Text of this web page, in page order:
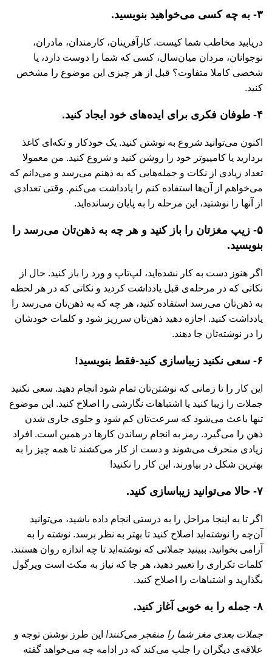
۳- به چه کسی می‌خواهید بنویسید.
دریابید مخاطب شما کیست. کارآفرینان، کارمندان، مادران،
نوجوانان، مردان میان‌سال، کسی که شما را دوست دارد، یا
شخصی کاملا متفاوت؟ قبل از هر چیزی این موضوع را مشخص
کنید.
۴- طوفان فکری برای ایده‌های خود ایجاد کنید.
اکنون می‌توانید شروع به نوشتن کنید. یک خودکار و تکه‌ای کاغذ
بردارید یا کامپیوتر خود را روشن کنید و شروع کنید. من معمولا
تعداد زیادی از نکات و جمله‌هایی که به ذهنم می‌رسد و می‌دانم که
می‌خواهم از آن‌ها استفاده کنم را یادداشت می‌کنم. وقتی تعدادی
از آنها را نوشتید، این مرحله را به پایان رسانده‌اید.
۵- زیپ مغزتان را باز کنید و هر چه به ذهن‌تان می‌رسد را
بنویسید.
اگر هنوز دست به کار نشده‌اید، لپ‌تاپ و ورد را باز کنید. حال از
نکاتی که در مرحله‌ی قبل یادداشت کردید و نکاتی که در هر لحظه
به ذهن‌تان می‌رسد استفاده کنید، هر چه که به ذهن‌تان می‌رسد را
یادداشت کنید. اجازه دهید ذهن‌تان سر‌ریز شود و کلمات خودشان
را در نوشته‌تان جا دهند.
۶- سعی نکنید زیبا‌سازی کنید-فقط بنویسید!
این کار را تا زمانی که نوشتن‌تان تمام شود انجام دهید. سعی نکنید
جملات را زیبا کنید یا اشتباهات نگارشی را اصلاح کنید. این موضوع
تنها باعث می‌شود که سرعت‌تان کم شود و جلوی جاری شدن
ذهن را می‌گیرد. رمز به انجام رساندن کارها در همین است. افراد
زیادی منحرف می‌شوند و دست از کار می‌کشند تا همه چیز را به
بهترین شکل در بیاورند. این کار را نکنید!
۷- حالا می‌توانید زیباسازی کنید.
اگر تا به اینجا مراحل را به درستی انجام داده باشید، می‌توانید
آن‌چه را نوشته‌اید اصلاح کنید تا بهتر به نظر برسد. نوشته را به
آرامی بخوانید. ببینید جملاتی که نوشته‌اید تا چه اندازه روان هستند.
کلمات تکراری را تغییر دهید، هر جا که نیاز به مکث است ویرگول
بگذارید و اشتباهات را اصلاح کنید.
۸- جمله را به خوبی آغاز کنید.
جملات بعدی مغز شما را منفجر می‌کنند! این طرز نوشتن توجه و
علاقه‌ی دیگران را جلب می‌کند که در ادامه چه می‌خواهد گفته